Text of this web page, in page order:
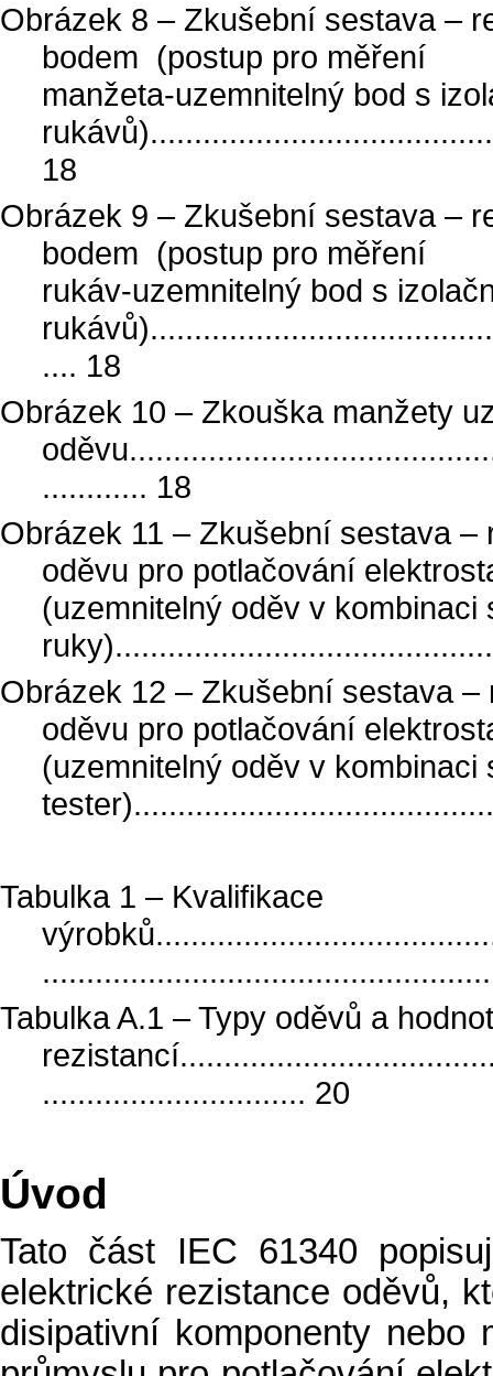
Obrázek 8 – Zkušební sestava –
bodem (postup pro měření
manžeta-uzemnitelný bod s
18
Obrázek 9 – Zkušební sestava –
bodem (postup pro měření
rukáv-uzemnitelný bod s
.... 18
Obrázek 10 – Zkouška manžety
............ 18
Obrázek 11 – Zkušební sestava
oděvu pro potlačování
(uzemnitelný oděv v
Obrázek 12 – Zkušební sestava
oděvu pro potlačování
(uzemnitelný oděv v
Tabulka 1 – Kvalifikace
Tabulka A.1 – Typy oděvů a
.............................. 20
Úvod
Tato část IEC 61340
elektrické rezistance oděvů,
disipativní komponenty nebo